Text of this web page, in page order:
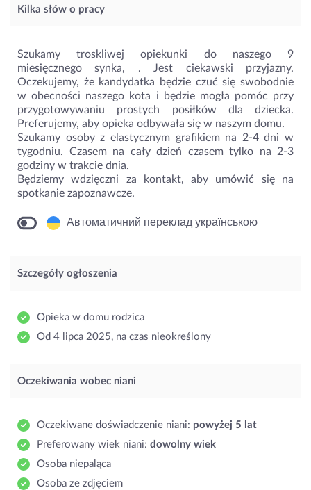
Kilka słów o pracy
Szukamy troskliwej opiekunki do naszego 9
miesięcznego synka, . Jest ciekawski przyjazny.
Oczekujemy, że kandydatka będzie czuć się swobodnie
w obecności naszego kota i będzie mogła pomóc przy
przygotowywaniu prostych posiłków dla dziecka.
Preferujemy, aby opieka odbywała się w naszym domu.
Szukamy osoby z elastycznym grafikiem na 2-4 dni w
tygodniu. Czasem na cały dzień czasem tylko na 2-3
godziny w trakcie dnia.
Będziemy wdzięczni za kontakt, aby umówić się na
spotkanie zapoznawcze.
Автоматичний переклад українською
Szczegóły ogłoszenia
Opieka w domu rodzica
Od 4 lipca 2025, na czas nieokreślony
Oczekiwania wobec niani
Oczekiwane doświadczenie niani: powyżej 5 lat
Preferowany wiek niani: dowolny wiek
Osoba niepaląca
Osoba ze zdjęciem